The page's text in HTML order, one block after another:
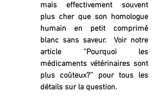
mais effectivement souvent
plus cher que son homologue
humain en petit comprimé
blanc sans saveur.  Voir notre
article ‘’Pourquoi les
médicaments vétérinaires sont
plus coûteux?’’ pour tous les
détails sur la question.